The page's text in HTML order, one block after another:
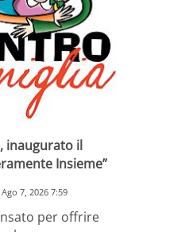
inaugurato il
Insieme”
Ago 7, 2026 7:59
per offrire